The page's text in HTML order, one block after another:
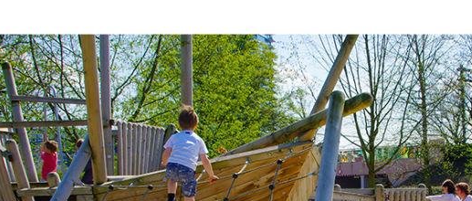
Inschrijven kinderopvang
(0-4 jaar)
Inschrijven peuteropvang
(2-4 jaar)
Offerte aanvragen Offerte kinderopvang